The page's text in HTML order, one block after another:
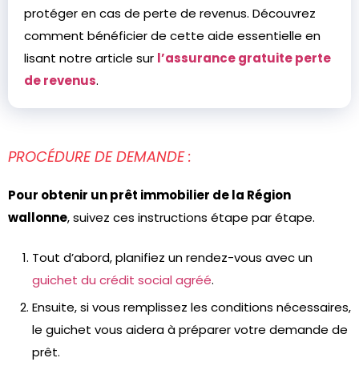
protéger en cas de perte de revenus. Découvrez
comment bénéficier de cette aide essentielle en
lisant notre article sur l’assurance gratuite perte
de revenus.
PROCÉDURE DE DEMANDE :
Pour obtenir un prêt immobilier de la Région
wallonne, suivez ces instructions étape par étape.
Tout d’abord, planifiez un rendez-vous avec un
guichet du crédit social agréé.
Ensuite, si vous remplissez les conditions nécessaires,
le guichet vous aidera à préparer votre demande de
prêt.